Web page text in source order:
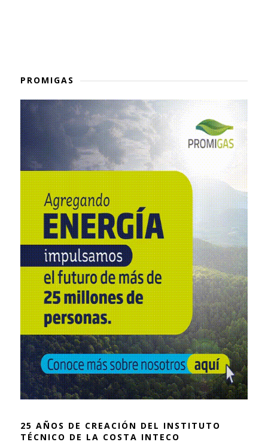
PROMIGAS
25 AÑOS DE CREACIÓN DEL INSTITUTO
TÉCNICO DE LA COSTA INTECO